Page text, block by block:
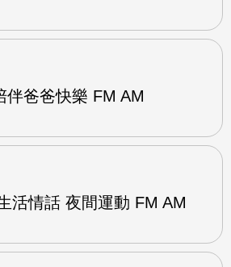
伴爸爸快樂 FM AM
活情話 夜間運動 FM AM